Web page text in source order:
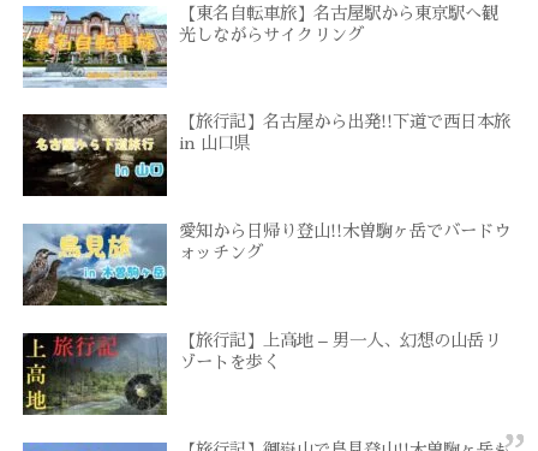
【東名自転車旅】名古屋駅から東京駅へ観
光しながらサイクリング
【旅行記】名古屋から出発!!下道で西日本旅
in 山口県
愛知から日帰り登山!!木曽駒ヶ岳でバードウ
ォッチング
【旅行記】上高地 – 男一人、幻想の山岳リ
ゾートを歩く